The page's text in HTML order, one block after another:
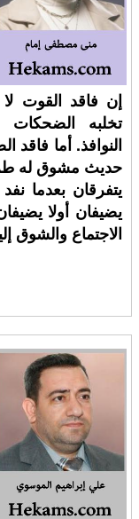
إن فاقد القوت
تخلبه الضحكات
النوافذ. أما فاقد
حديث مشوق له
يتفرقان بعدما
يضيفان أولا
الاجتماع